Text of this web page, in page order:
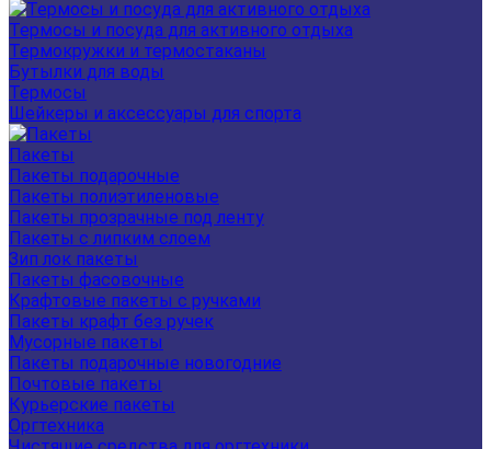
Термосы и посуда для активного отдыха
Термокружки и термостаканы
Бутылки для воды
Термосы
Шейкеры и аксессуары для спорта
Пакеты
Пакеты подарочные
Пакеты полиэтиленовые
Пакеты прозрачные под ленту
Пакеты с липким слоем
Зип лок пакеты
Пакеты фасовочные
Крафтовые пакеты с ручками
Пакеты крафт без ручек
Мусорные пакеты
Пакеты подарочные новогодние
Почтовые пакеты
Курьерские пакеты
Оргтехника